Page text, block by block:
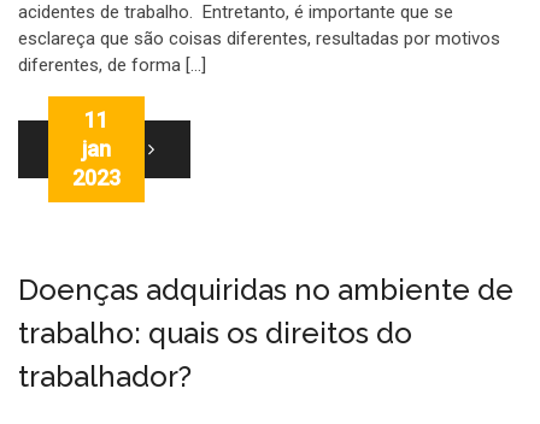
acidentes de trabalho. Entretanto, é importante que se
esclareça que são coisas diferentes, resultadas por motivos
diferentes, de forma […]
LEIA MAIS
11
jan
2023
Doenças adquiridas no ambiente de
trabalho: quais os direitos do
trabalhador?